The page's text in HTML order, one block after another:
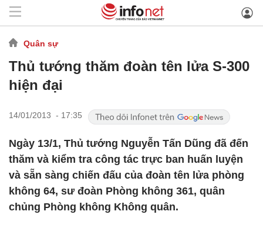
Quân sự
Thủ tướng thăm đoàn tên lửa S-300
hiện đại
14/01/2013 - 17:35
Ngày 13/1, Thủ tướng Nguyễn Tấn Dũng đã đến
thăm và kiểm tra công tác trực ban huấn luyện
và sẵn sàng chiến đấu của đoàn tên lửa phòng
không 64, sư đoàn Phòng không 361, quân
chủng Phòng không Không quân.